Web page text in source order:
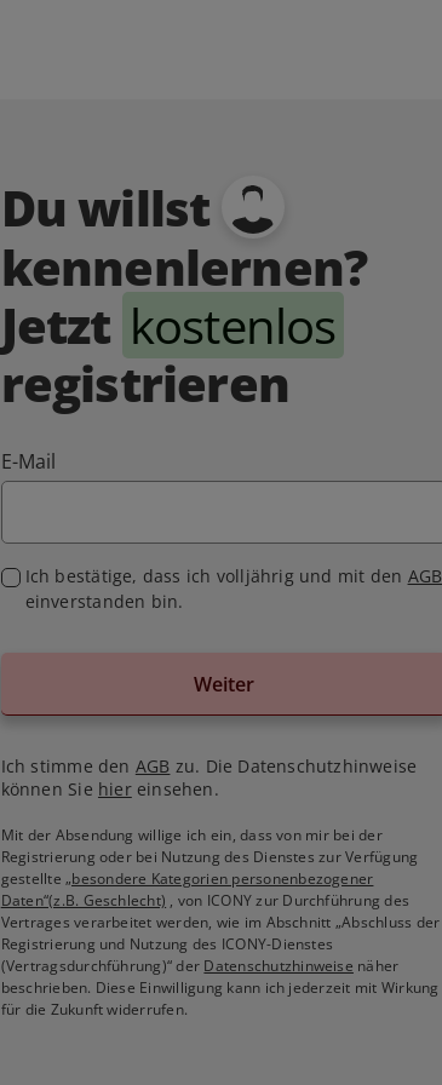
Du willst
kennenlernen?
Jetzt kostenlos
registrieren
E-Mail
Ich bestätige, dass ich volljährig und mit den AGB
einverstanden bin.
Weiter
Ich stimme den AGB zu. Die Datenschutzhinweise
können Sie hiereinsehen.
Mit der Absendung willige ich ein, dass von mir bei der
Registrierung oder bei Nutzung des Dienstes zur Verfügung
gestellte„besondere Kategorien personenbezogener
Daten“(z.B. Geschlecht) , von ICONY zur Durchführung des
Vertrages verarbeitet werden, wie im Abschnitt „Abschluss der
Registrierung und Nutzung des ICONY-Dienstes
(Vertragsdurchführung)“ der Datenschutzhinweise näher
beschrieben. Diese Einwilligung kann ich jederzeit mit Wirkung
für die Zukunft widerrufen.